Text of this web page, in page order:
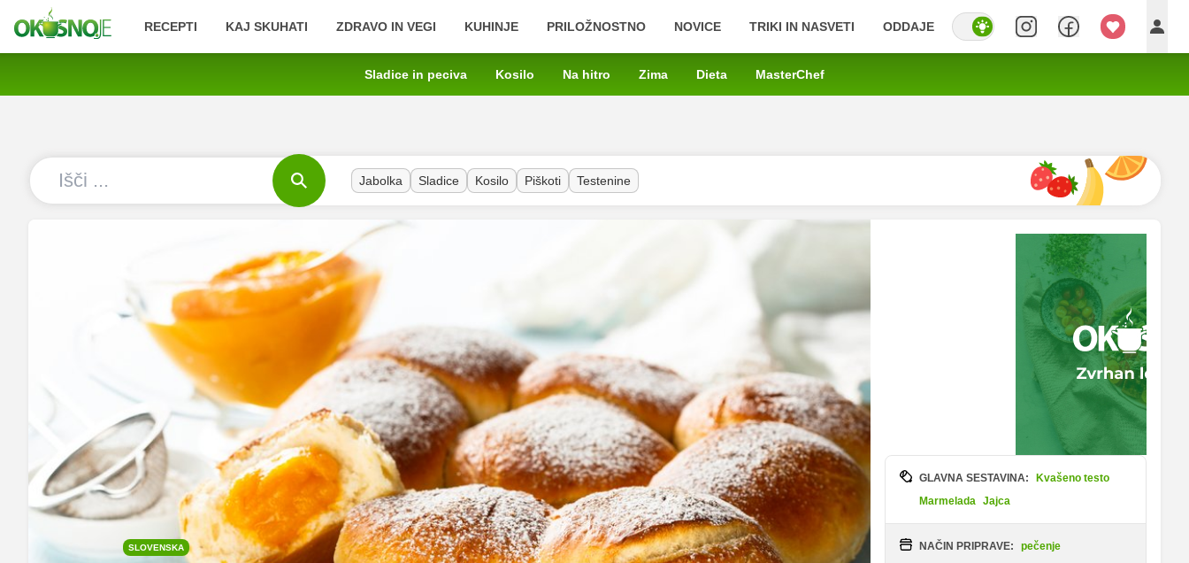
RECEPTI KAJ SKUHATI ZDRAVO IN VEGI KUHINJE PRILOŽNOSTNO NOVICE TRIKI IN NASVETI ODDAJE
Sladice in peciva Kosilo Na hitro Zima Dieta MasterChef
Jabolka Sladice Kosilo Piškoti Testenine
SLOVENSKA
GLAVNA SESTAVINA:
Kvašeno testo
Marmelada Jajca
NAČIN PRIPRAVE: pečenje